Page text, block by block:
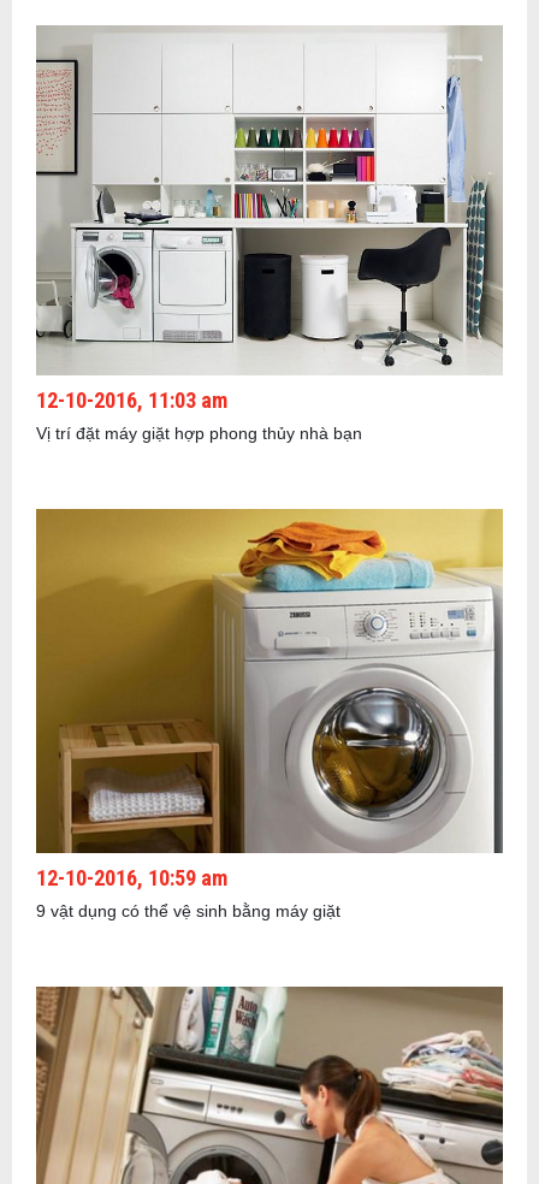
12-10-2016, 11:03 am
Vị trí đặt máy giặt hợp phong thủy nhà bạn
12-10-2016, 10:59 am
9 vật dụng có thể vệ sinh bằng máy giặt